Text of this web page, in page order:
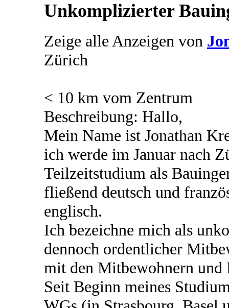
Unkomplizierter
Zeige alle Anzeigen von
Zürich
< 10 km vom Zentrum
Beschreibung: Hallo,
Mein Name ist Jonathan
ich werde im Januar nach
Teilzeitstudium als
fließend deutsch und
englisch.
Ich bezeichne mich als
dennoch ordentlicher
mit den Mitbewohnern
Seit Beginn meines